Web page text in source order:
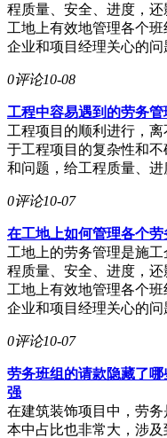
程质量、安全、进度，
工地上有效地管理各个
企业和项目经理关心的问
0评论10-08
工程中容易遇到的劳务
工程项目的顺利进行，
于工程项目的复杂性和
和问题，给工程质量、进
0评论10-07
在工地上如何管理各个
工地上的劳务管理是施
程质量、安全、进度，
工地上有效地管理各个
企业和项目经理关心的问
0评论10-07
劳务班组的请款隐藏了
强
在建筑装饰项目中，劳
本中占比也非常大，涉及